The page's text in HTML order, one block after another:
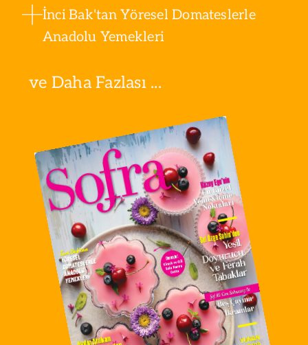
İnci Bak'tan Yöresel Domateslerle
Anadolu Yemekleri
ve Daha Fazlası ...